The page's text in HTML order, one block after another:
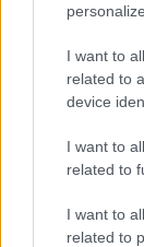
I want to
related to
device
I want to
related to
I want to
related to
Matt Smith
csatlakozik
Minden jel
főgonosz csak